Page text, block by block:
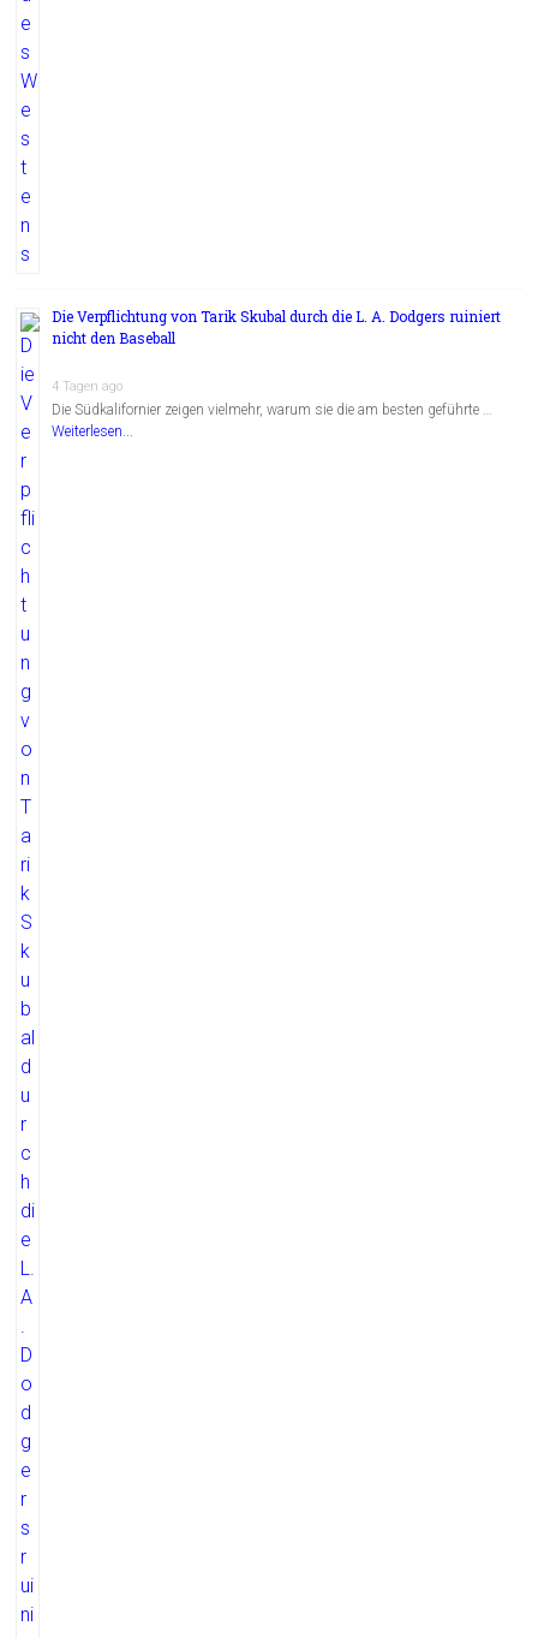
Die Verpflichtung von Tarik Skubal durch die L. A. Dodgers ruiniert
nicht den Baseball
4 Tagen ago
Die Südkalifornier zeigen vielmehr, warum sie die am besten geführte …
Weiterlesen...